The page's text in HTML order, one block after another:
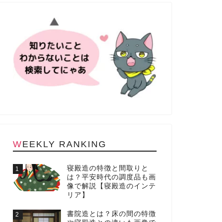
WEEKLY RANKING
1
寝殿造の特徴と間取りと
は？平安時代の調度品も画
像で解説【寝殿造のインテ
リア】
2
書院造とは？床の間の特徴